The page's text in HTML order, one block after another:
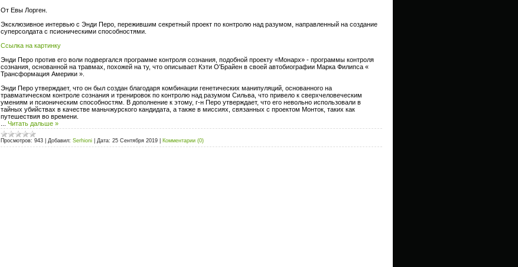
От Евы Лорген.
Эксклюзивное интервью с Энди Перо, пережившим секретный проект по контролю над разумом, направленный на создание
суперсолдата с псионическими способностями.
Ссылка на картинку
Энди Перо против его воли подвергался программе контроля сознания, подобной проекту «Монарх» - программы контроля
сознания, основанной на травмах, похожей на ту, что описывает Кэти О'Брайен в своей автобиографии Марка Филипса «
Трансформация Америки ».
Энди Перо утверждает, что он был создан благодаря комбинации генетических манипуляций, основанного на
травматическом контроле сознания и тренировок по контролю над разумом Сильва, что привело к сверхчеловеческим
умениям и псионическим способностям. В дополнение к этому, г-н Перо утверждает, что его невольно использовали в
тайных убийствах в качестве маньчжурского кандидата, а также в миссиях, связанных с проектом Монток, таких как
путешествия во времени.
Читать дальше »
Просмотров: 943 Добавил: Serhioni Дата: 25 Сентября 2019 Комментарии (0)